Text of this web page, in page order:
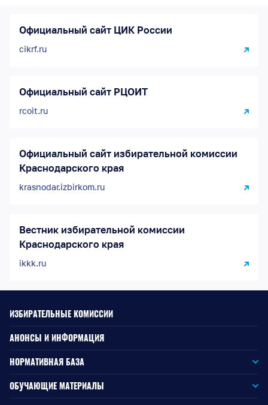
Официальный сайт ЦИК России
cikrf.ru
Официальный сайт РЦОИТ
rcoit.ru
Официальный сайт избирательной комиссии
Краснодарского края
krasnodar.izbirkom.ru
Вестник избирательной комиссии
Краснодарского края
ikkk.ru
ИЗБИРАТЕЛЬНЫЕ КОМИССИИ
АНОНСЫ И ИНФОРМАЦИЯ
НОРМАТИВНАЯ БАЗА
Законодательство РФ
ОБУЧАЮЩИЕ МАТЕРИАЛЫ